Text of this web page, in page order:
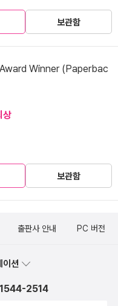
보관함
Winner (Paperbac
상
보관함
출판사 안내 PC 버전
이션
1544-2514